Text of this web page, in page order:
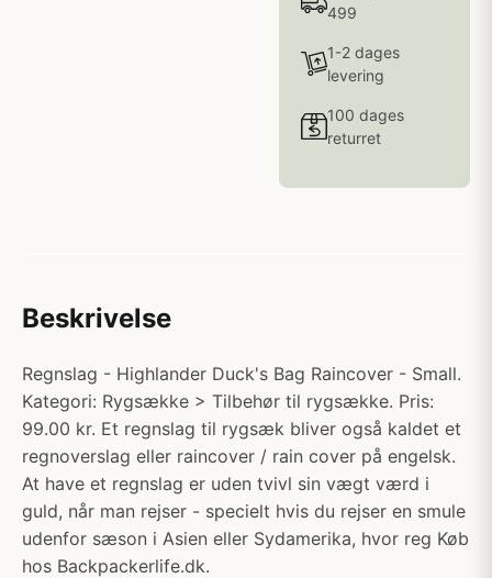
499
1-2 dages
levering
100 dages
returret
Beskrivelse
Regnslag - Highlander Duck's Bag Raincover - Small.
Kategori: Rygsække > Tilbehør til rygsække. Pris:
99.00 kr. Et regnslag til rygsæk bliver også kaldet et
regnoverslag eller raincover / rain cover på engelsk.
At have et regnslag er uden tvivl sin vægt værd i
guld, når man rejser - specielt hvis du rejser en smule
udenfor sæson i Asien eller Sydamerika, hvor reg Køb
hos Backpackerlife.dk.